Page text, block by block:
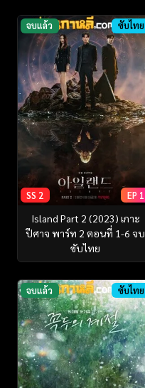
จบแล้ว ซับไทย
SS 2 EP 1
Island Part 2 (2023) เกาะ
ปีศาจ พาร์ท 2 ตอนที่ 1-6 จบ
ซับไทย
จบแล้ว ซับไทย